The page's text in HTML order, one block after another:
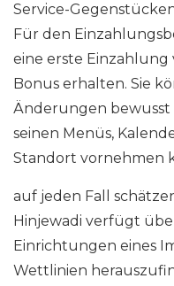
Service-
Für den
eine erste Einzahlung
Bonus erhalten. Sie
Änderungen bewusst
seinen Menüs,
Standort vornehmen
auf jeden Fall
Hinjewadi verfügt
Einrichtungen eines
Wettlinien